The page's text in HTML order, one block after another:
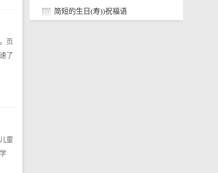
页
了
童
10 简短的生日(寿))祝福语